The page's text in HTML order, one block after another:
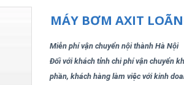
MÁY BƠM AXIT
Miễn phí vận chuyển nội thành Hà Nội
Đối với khách tỉnh chi phí vận chuyển
phần, khách hàng làm việc với kinh